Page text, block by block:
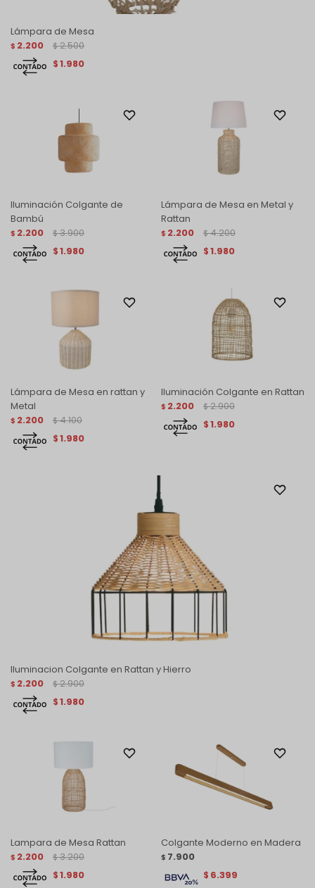
Lámpara de Mesa
$ 2.200 $ 2.500
$1.980
Iluminación Colgante de
Bambú
$ 2.200 $ 3.900
$1.980
Lámpara de Mesa en Metal y
Rattan
$ 2.200 $ 4.200
$1.980
Lámpara de Mesa en rattan y
Metal
$ 2.200 $ 4.100
$1.980
Iluminación Colgante en Rattan
$ 2.200 $ 2.900
$1.980
Iluminacion Colgante en Rattan y Hierro
$ 2.200 $ 2.900
$1.980
Lampara de Mesa Rattan
$ 2.200 $ 3.200
$1.980
Colgante Moderno en Madera
$ 7.900
$ 6.399